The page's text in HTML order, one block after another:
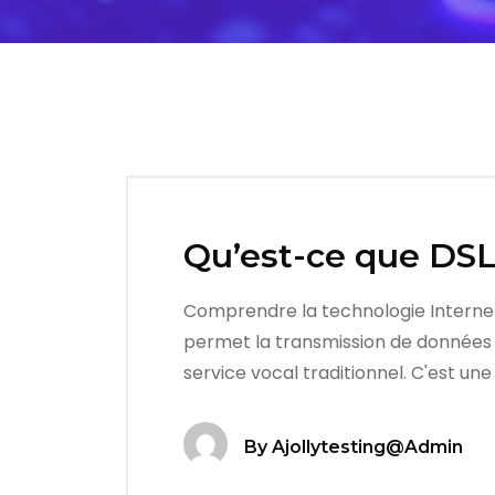
Qu’est-ce que
Comprendre la technologie
permet la transmission de
service vocal traditionnel. C'est
ByAjollytesting@admin